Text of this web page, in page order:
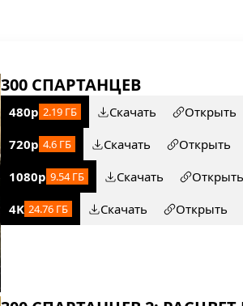
300 СПАРТАНЦЕВ
480p 2.19 ГБ Скачать
Открыть
720p 4.6 ГБ Скачать
Открыть
1080p 9.54 ГБ Скачать
Открыть
4K 24.76 ГБ Скачать Открыть